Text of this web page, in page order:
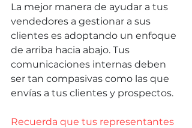
La mejor manera de ayudar a tus
vendedores a gestionar a sus
clientes es adoptando un enfoque
de arriba hacia abajo. Tus
comunicaciones internas deben
ser tan compasivas como las que
envías a tus clientes y prospectos.
Recuerda que tus representantes